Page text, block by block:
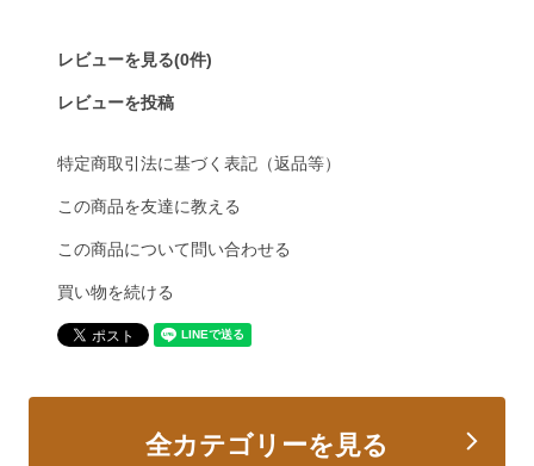
レビューを見る(0件)
レビューを投稿
特定商取引法に基づく表記（返品等）
この商品を友達に教える
この商品について問い合わせる
買い物を続ける
全カテゴリーを見る